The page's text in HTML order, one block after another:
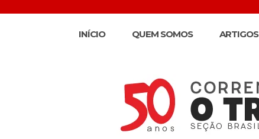
INÍCIO QUEM SOMOS ARTIGOS